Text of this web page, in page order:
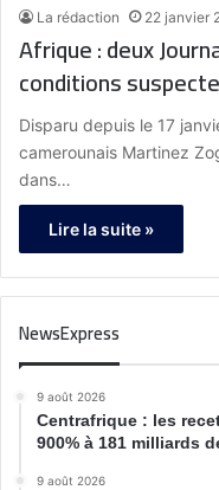
La rédaction 22 janvier
Afrique : deux
conditions
Disparu depuis le 17
camerounais Martinez
dans…
Lire la suite »
NewsExpress
9 août 2026
Centrafrique : les
900% à 181 milliards
9 août 2026